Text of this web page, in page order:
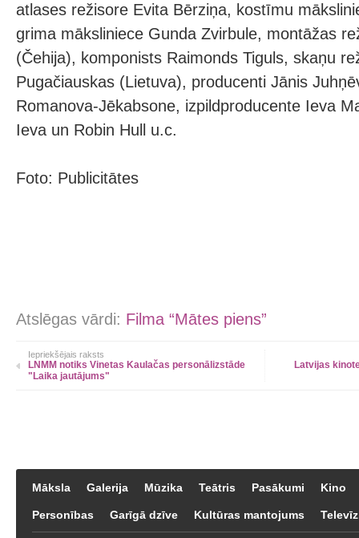
atlases režisore Evita Bērziņa, kostīmu
grima māksliniece Gunda Zvirbule, montāžas
(Čehija), komponists Raimonds Tiguls, skaņu
Pugačiauskas (Lietuva), producenti Jānis
Romanova-Jēkabsone, izpildproducente Ieva
Ieva un Robin Hull u.c.
Foto: Publicitātes
Atslēgas vārdi: Filma “Mātes piens”
Iepriekšējais raksts
LNMM notiks Vinetas Kaulačas personālizstāde
"Laika jautājums"
Latvijas
Māksla Galerija Mūzika Teātris Pasākumi Kino
Personības Garīgā dzīve Kultūras mantojums